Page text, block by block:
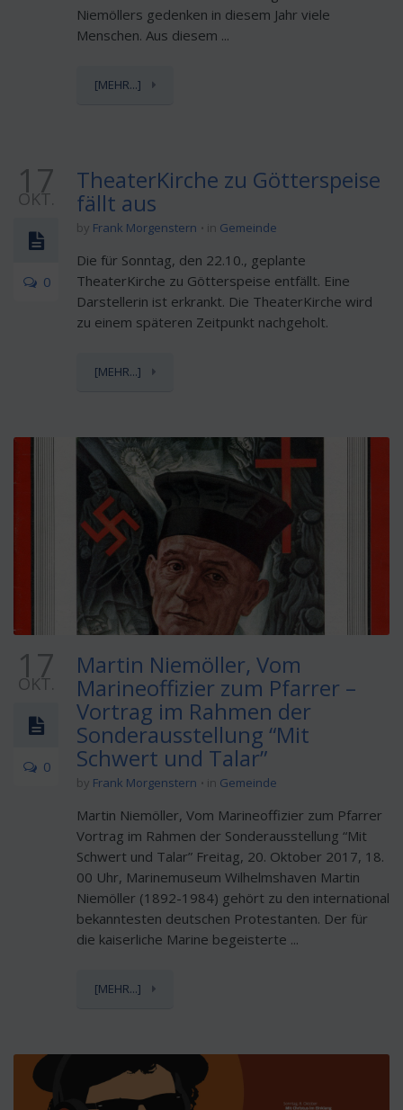
Niemöllers gedenken in diesem Jahr viele
Menschen. Aus diesem ...
[MEHR...]
17
OKT.
0
TheaterKirche zu Götterspeise
fällt aus
by Frank Morgenstern in Gemeinde
Die für Sonntag, den 22.10., geplante
TheaterKirche zu Götterspeise entfällt. Eine
Darstellerin ist erkrankt. Die TheaterKirche wird
zu einem späteren Zeitpunkt nachgeholt.
[MEHR...]
17
OKT.
0
Martin Niemöller, Vom
Marineoffizier zum Pfarrer –
Vortrag im Rahmen der
Sonderausstellung “Mit
Schwert und Talar”
by Frank Morgenstern in Gemeinde
Martin Niemöller, Vom Marineoffizier zum Pfarrer
Vortrag im Rahmen der Sonderausstellung “Mit
Schwert und Talar” Freitag, 20. Oktober 2017, 18.
00 Uhr, Marinemuseum Wilhelmshaven Martin
Niemöller (1892-1984) gehört zu den international
bekanntesten deutschen Protestanten. Der für
die kaiserliche Marine begeisterte ...
[MEHR...]